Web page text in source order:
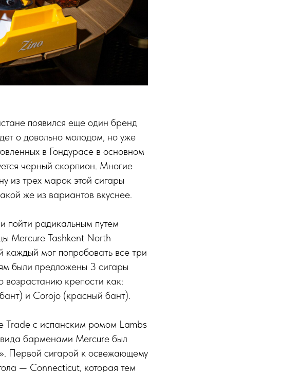
появился еще один бренд
о довольно молодом, но уже
в Гондурасе в основном
черный скорпион. Многие
из трех марок этой сигары
же из вариантов вкуснее.
пойти радикальным путем
Mercure Tashkent North
каждый мог попробовать все три
были предложены 3 сигары
крепости как:
и Corojo (красный бант).
Trade c испанским ромом Lambs
барменами Mercure был
Первой сигарой к освежающему
— Connecticut, которая тем